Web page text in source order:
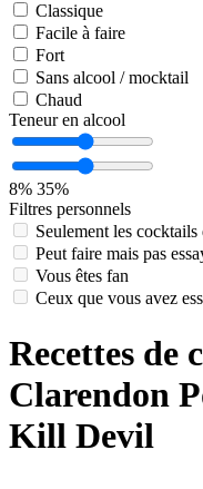
Classique
Facile à faire
Fort
Sans alcool / mocktail
Chaud
Teneur en alcool
8% 35%
Filtres personnels
Seulement les
Peut faire mais pas
Vous êtes fan
Ceux que vous avez
Recettes de
Clarendon
Kill Devil